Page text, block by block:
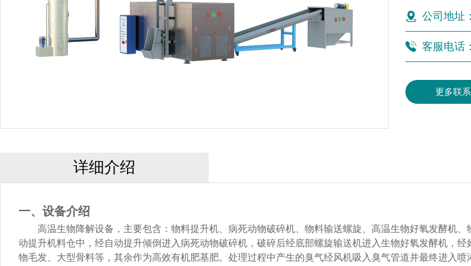
公司地址
客服电话
更多联系
详细介绍
一、设备介绍
高温生物降解设备，主要包含：物料提升机、病死动物破碎机、物料输送螺旋、高温生物好氧发酵机
动提升机料仓中，经自动提升倾倒进入病死动物破碎机，破碎后经底部螺旋输送机进入生物好氧发酵机，
物毛发、大型骨料等，其余作为高效有机肥基肥。处理过程中产生的臭气经风机吸入臭气管道并最终进入喷